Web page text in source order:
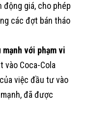
giá, cho phép
các đợt bán tháo
với phạm vi
Coca-Cola
việc đầu tư vào
đã được